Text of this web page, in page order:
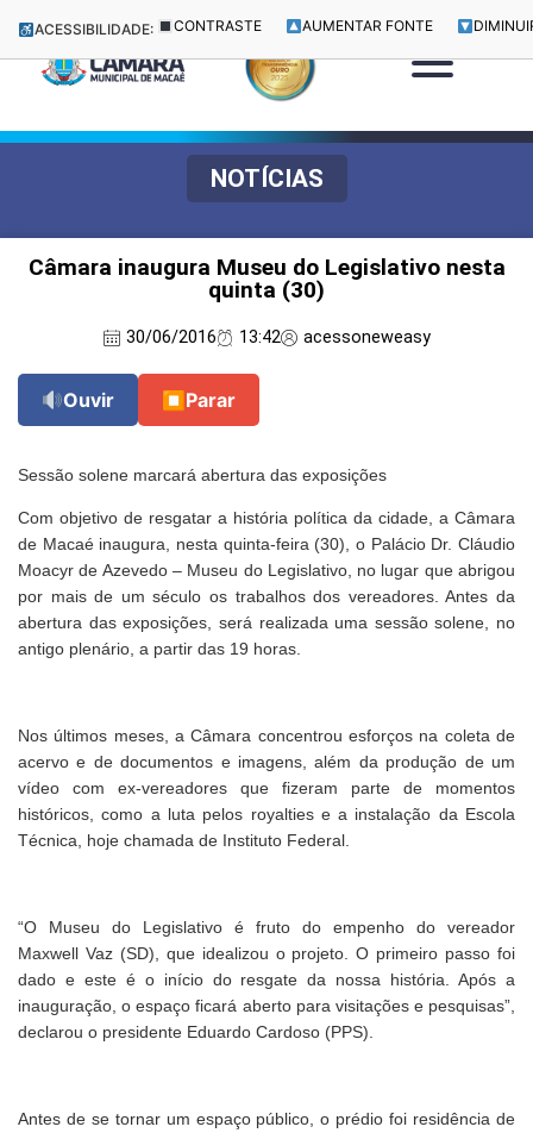
ACESSIBILIDADE: CONTRASTE AUMENTAR FONTE
NOTÍCIAS
Câmara inaugura Museu do Legislativo nesta
quinta (30)
30/06/2016 13:42 acessoneweasy
Ouvir ⏹ Parar
Sessão solene marcará abertura das exposições
Com objetivo de resgatar a história política da cidade, a Câmara
de Macaé inaugura, nesta quinta-feira (30), o Palácio Dr. Cláudio
Moacyr de Azevedo – Museu do Legislativo, no lugar que abrigou
por mais de um século os trabalhos dos vereadores. Antes da
abertura das exposições, será realizada uma sessão solene, no
antigo plenário, a partir das 19 horas.
Nos últimos meses, a Câmara concentrou esforços na coleta de
acervo e de documentos e imagens, além da produção de um
vídeo com ex-vereadores que fizeram parte de momentos
históricos, como a luta pelos royalties e a instalação da Escola
Técnica, hoje chamada de Instituto Federal.
“O Museu do Legislativo é fruto do empenho do vereador
Maxwell Vaz (SD), que idealizou o projeto. O primeiro passo foi
dado e este é o início do resgate da nossa história. Após a
inauguração, o espaço ficará aberto para visitações e pesquisas”,
declarou o presidente Eduardo Cardoso (PPS).
Antes de se tornar um espaço público, o prédio foi residência de